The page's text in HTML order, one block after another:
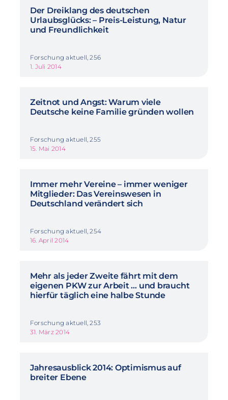
Der Dreiklang des deutschen
Urlaubsglücks: – Preis-Leistung, Natur
und Freundlichkeit
Forschung aktuell, 256
1. Juli 2014
Zeitnot und Angst: Warum viele
Deutsche keine Familie gründen wollen
Forschung aktuell, 255
15. Mai 2014
Immer mehr Vereine – immer weniger
Mitglieder: Das Vereinswesen in
Deutschland verändert sich
Forschung aktuell, 254
16. April 2014
Mehr als jeder Zweite fährt mit dem
eigenen PKW zur Arbeit … und braucht
hierfür täglich eine halbe Stunde
Forschung aktuell, 253
31. März 2014
Jahresausblick 2014: Optimismus auf
breiter Ebene